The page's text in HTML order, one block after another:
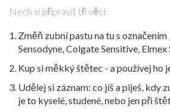
Nech si připravit tři věci:
Změň zubní pastu na tu s
Sensodyne, Colgate Sensitive, Elmex
Kup si měkký štětec - a používej ho
Udělej si záznam: co jíš a piješ, kdy
je to kyselé, studené, nebo jen při